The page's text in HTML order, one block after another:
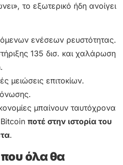
το εξωτερικό ήδη ανοίγει
ενέσεων ρευστότητας.
135 δισ. και χαλάρωση
μειώσεις επιτοκίων.
μπαίνουν ταυτόχρονα
ποτέ στην ιστορία του
.
όλα θα